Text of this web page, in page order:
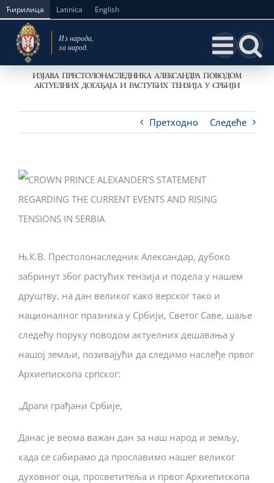
Skip
content
Ћирилица Latinica English
ИЗЈАВА ПРЕСТОЛОНАСЛЕДНИКА АЛЕКСАНДРА ПОВОДОМ
АКТУЕЛНИХ ДОГАЂАЈА И РАСТУЋИХ ТЕНЗИЈА У СРБИЈИ
Претходно Следеће
Њ.К.В. Престолонаследник Александар, дубоко
забринут због растућих тензија и подела у нашем
друштву, на дан великог како верског тако и
националног празника у Србији, Светог Саве, шаље
следећу поруку поводом актуелних дешавања у
нашој земљи, позивајући да следимо наслеђе првог
Архиепископа српског:
„Драги грађани Србије,
Данас је веома важан дан за наш народ и земљу,
када се сабирамо да прославимо нашег великог
духовног оца, просветитеља и првог Архиепископа